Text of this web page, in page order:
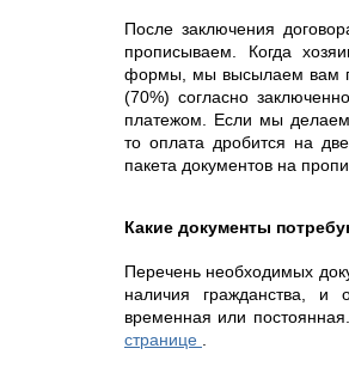
После заключения
прописываем. Когда
формы, мы высылаем вам
(70%) согласно
платежом. Если мы
то оплата дробится на
пакета документов на
Какие документы
Перечень необходимых
наличия гражданства,
временная или
странице .